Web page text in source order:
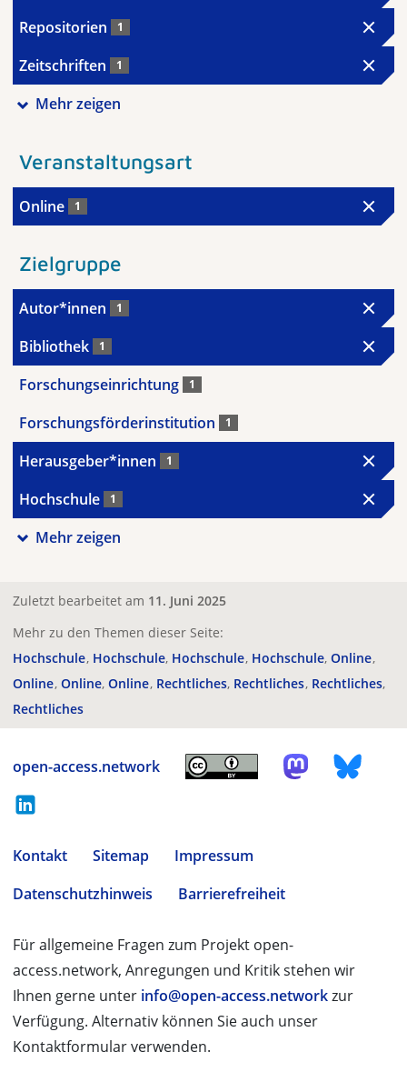
Repositorien 1
Zeitschriften 1
Mehr zeigen
Veranstaltungsart
Online 1
Zielgruppe
Autor*innen 1
Bibliothek 1
Forschungseinrichtung 1
Forschungsförderinstitution 1
Herausgeber*innen 1
Hochschule 1
Mehr zeigen
Zuletzt bearbeitet am 11. Juni 2025
Mehr zu den Themen dieser Seite:
Hochschule Hochschule Hochschule Hochschule Online
Online Online Online Rechtliches Rechtliches Rechtliches
Rechtliches
open-access.network
Kontakt Sitemap
Impressum
Datenschutzhinweis
Barrierefreiheit
Für allgemeine Fragen zum Projekt open-
access.network, Anregungen und Kritik stehen wir
Ihnen gerne unter info@open-access.networkzur
Verfügung. Alternativ können Sie auch unser
Kontaktformular verwenden.